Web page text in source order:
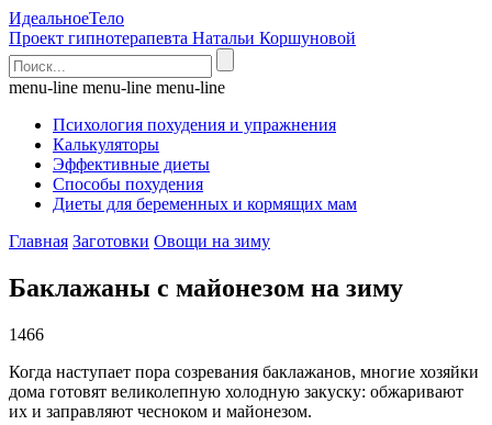
ИдеальноеТело
Проект гипнотерапевта Натальи Коршуновой
menu-line menu-line menu-line
Психология похудения и упражнения
Калькуляторы
Эффективные диеты
Способы похудения
Диеты для беременных и кормящих мам
Главная Заготовки Овощи на зиму
Баклажаны с майонезом на зиму
1466
Когда наступает пора созревания баклажанов, многие хозяйки
дома готовят великолепную холодную закуску: обжаривают
их и заправляют чесноком и майонезом.